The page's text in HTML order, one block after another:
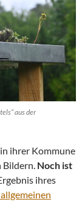
aus der
ihrer Kommune
Bildern. Noch ist
ihres